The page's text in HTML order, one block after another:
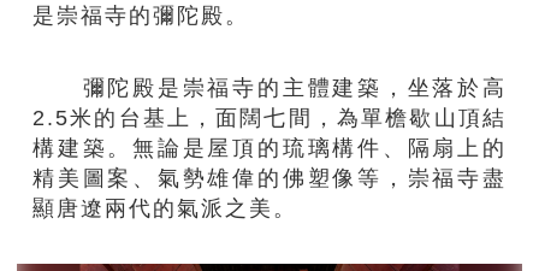
是崇福寺的彌陀殿。
彌陀殿是崇福寺的主體建築，坐落於高
2.5米的台基上，面闊七間，為單檐歇山頂結
構建築。無論是屋頂的琉璃構件、隔扇上的
精美圖案、氣勢雄偉的佛塑像等，崇福寺盡
顯唐遼兩代的氣派之美。